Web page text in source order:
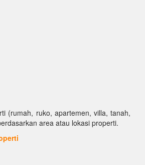
(rumah, ruko, apartemen, villa, tanah,
area atau lokasi properti.